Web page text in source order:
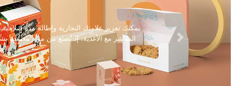
المباشر مع الأغذية، إذ تُصنَع من مواد معتمدة
احتياجاتك الدقيقة، لتجسيد هوية علامتك التجارية وجعلها تنبض بالحياة. الحد الأدنى للطلب هو 500 قطعة. اتصل بنا للمزيد من المعلومات!
Next